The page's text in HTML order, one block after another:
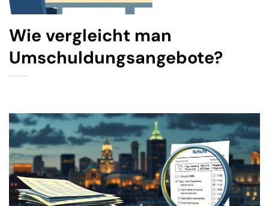
Wie vergleicht man
Umschuldungsangebote?